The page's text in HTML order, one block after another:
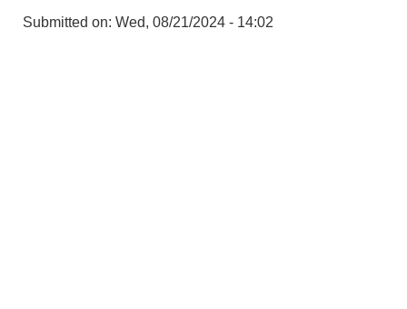
Submitted on: Wed, 08/21/2024 - 14:02